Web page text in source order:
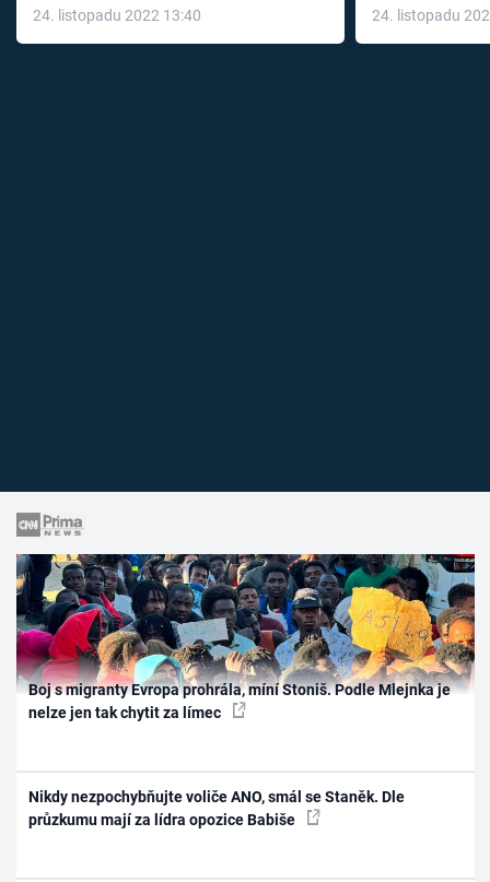
24. listopadu 2022 13:40
léky
24. listopadu
Boj s migranty Evropa prohrála, míní Stoniš. Podle Mlejnka je
nelze jen tak chytit za límec
Nikdy nezpochybňujte voliče ANO, smál se Staněk. Dle
průzkumu mají za lídra opozice Babiše